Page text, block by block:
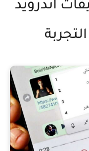
5 تطبيقات أندرويد